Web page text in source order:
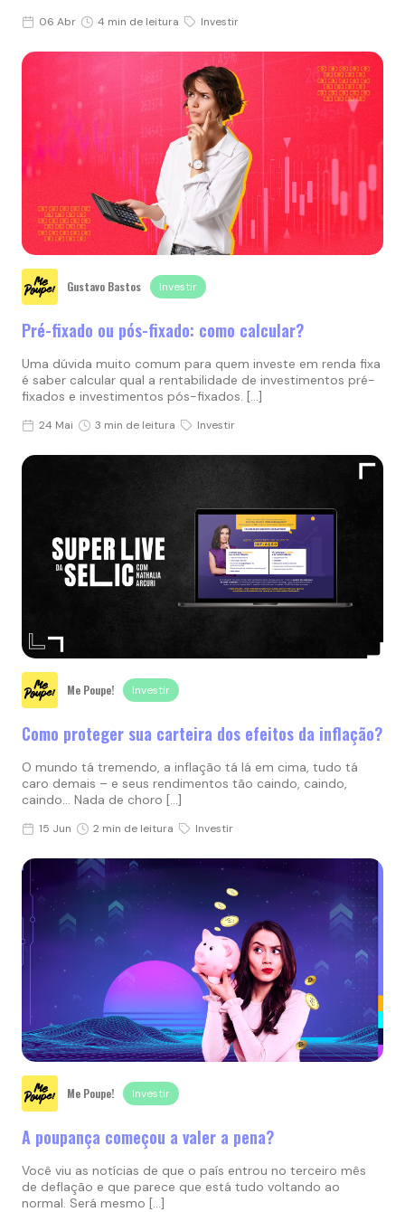
06 Abr 4 min de leitura Investir
Gustavo Bastos Investir
Pré-fixado ou pós-fixado: como calcular?
Uma dúvida muito comum para quem investe em renda fixa
é saber calcular qual a rentabilidade de investimentos pré-
fixados e investimentos pós-fixados. […]
24 Mai 3 min de leitura Investir
Me Poupe! Investir
Como proteger sua carteira dos efeitos da inflação?
O mundo tá tremendo, a inflação tá lá em cima, tudo tá
caro demais – e seus rendimentos tão caindo, caindo,
caindo… Nada de choro […]
15 Jun 2 min de leitura Investir
Me Poupe! Investir
A poupança começou a valer a pena?
Você viu as notícias de que o país entrou no terceiro mês
de deflação e que parece que está tudo voltando ao
normal. Será mesmo […]